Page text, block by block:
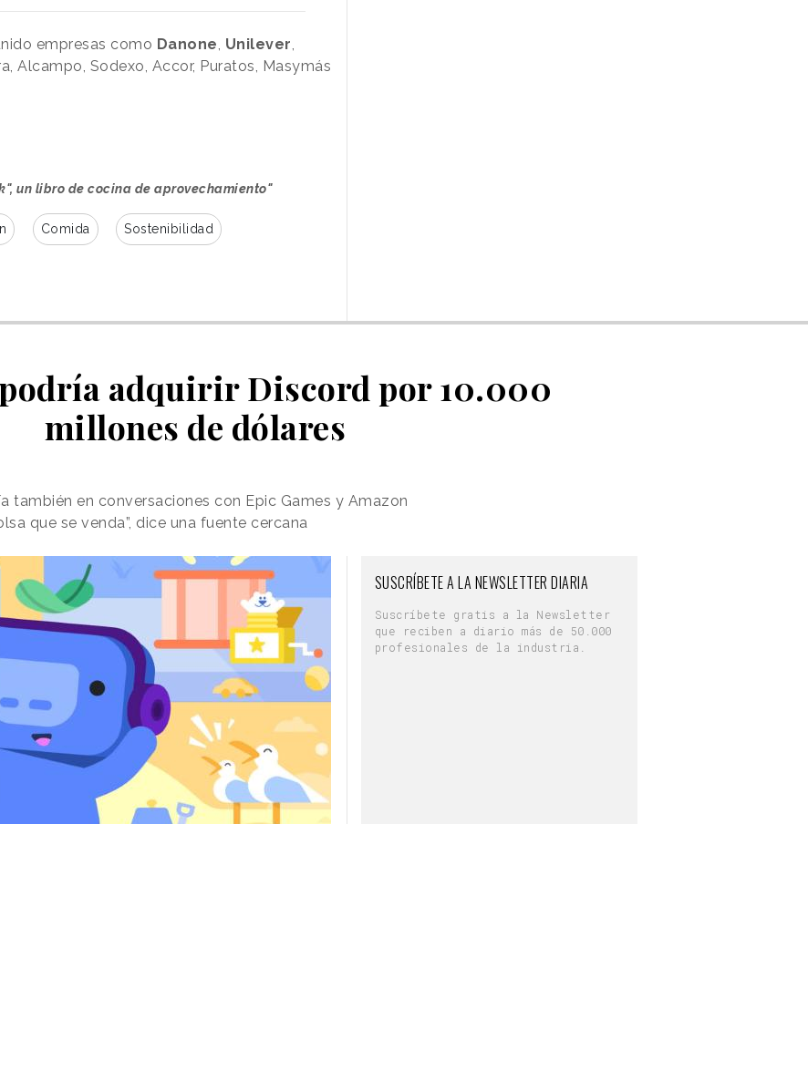
empresas como Danone Unilever
Alcampo, Sodexo, Accor, Puratos, Masymás
un libro de cocina de aprovechamiento"
Comida Sostenibilidad
adquirir Discord por 10.000
millones de dólares
también en conversaciones con Epic Games y Amazon
que se venda”, dice una fuente cercana
SUSCRÍBETE A LA NEWSLETTER DIARIA
Suscríbete gratis a la Newsletter
que reciben a diario más de 50.000
profesionales de la industria.